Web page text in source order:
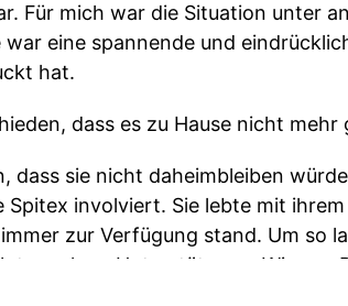
Für mich war die Situation unter
eine spannende und
hat.
dass es zu Hause nicht mehr
dass sie nicht daheimbleiben
involviert. Sie lebte mit
zur Verfügung stand. Um so
an Unterstützung. Wir von